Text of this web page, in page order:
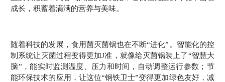
成长，积蓄着满满的营养与美味。
随着科技的发展，食用菌灭菌锅也在不断“进化”。智能化的控
制系统让灭菌过程变得更加J准，就像给灭菌锅装上了“智慧大
脑”，能实时监测温度、压力和时间，自动调整运行参数；节
能环保技术的应用，让这位“钢铁卫士”变得更加绿色友好，减